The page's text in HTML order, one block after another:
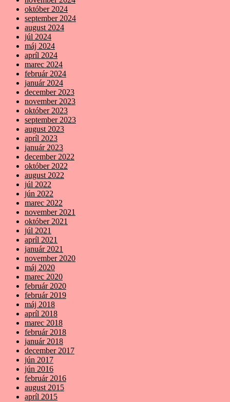
október 2024
september 2024
august 2024
júl 2024
máj 2024
apríl 2024
marec 2024
február 2024
január 2024
december 2023
november 2023
október 2023
september 2023
august 2023
apríl 2023
január 2023
december 2022
október 2022
august 2022
júl 2022
jún 2022
marec 2022
november 2021
október 2021
júl 2021
apríl 2021
január 2021
november 2020
máj 2020
marec 2020
február 2020
február 2019
máj 2018
apríl 2018
marec 2018
február 2018
január 2018
december 2017
jún 2017
jún 2016
február 2016
august 2015
apríl 2015